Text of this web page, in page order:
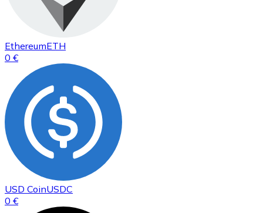
EthereumETH
0 €
USD CoinUSDC
0 €